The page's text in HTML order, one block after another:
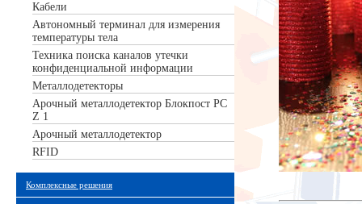
Кабели
Автономный терминал для измерения
температуры тела
Техника поиска каналов утечки
конфиденциальной информации
Металлодетекторы
Арочный металлодетектор Блокпост РС
Z 1
Арочный металлодетектор
RFID
Комплексные решения